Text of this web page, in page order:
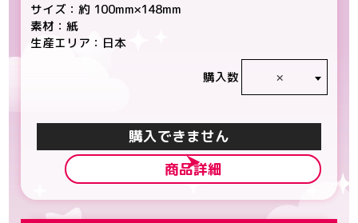
サイズ：約 100mm×148mm
素材：紙
生産エリア：日本
購入数 ×
カートに入れる
商品詳細